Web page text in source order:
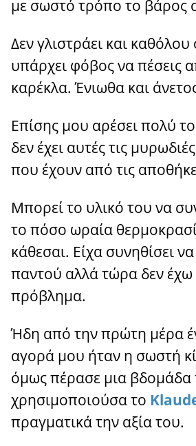
με σωστό τρόπο το βάρος
Δεν γλιστράει και
υπάρχει φόβος να πέσεις
καρέκλα. Ένιωθα και
Επίσης μου αρέσει πολύ το
δεν έχει αυτές τις
που έχουν από τις
Μπορεί το υλικό του να
το πόσο ωραία
κάθεσαι. Είχα συνηθίσει
παντού αλλά τώρα δεν έχω
πρόβλημα.
Ήδη από την πρώτη μέρα
αγορά μου ήταν η σωστή
όμως πέρασε μια βδομάδα
χρησιμοποιούσα το
πραγματικά την αξία του.